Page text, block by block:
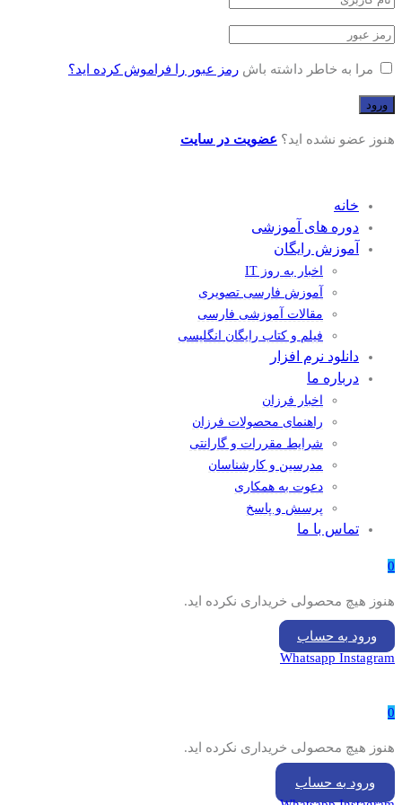
مرا به خاطر داشته باش رمز عبور را فراموش کرده اید؟
هنوز عضو نشده اید؟ عضویت در سایت
خانه
دوره های آموزشی
آموزش رایگان
اخبار به روز IT
آموزش فارسی تصویری
مقالات آموزشی فارسی
فیلم و کتاب رایگان انگلیسی
دانلود نرم افزار
درباره ما
اخبار فرزان
راهنمای محصولات فرزان
شرایط مقررات و گارانتی
مدرسین و کارشناسان
دعوت به همکاری
پرسش و پاسخ
تماس با ما
0
هنوز هیچ محصولی خریداری نکرده اید.
ورود به حساب
Whatsapp Instagram
0
هنوز هیچ محصولی خریداری نکرده اید.
ورود به حساب